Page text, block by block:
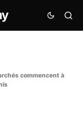
commencent à